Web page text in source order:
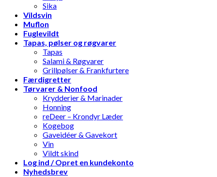
Sika
Vildsvin
Muflon
Fuglevildt
Tapas, pølser og røgvarer
Tapas
Salami & Røgvarer
Grillpølser & Frankfurtere
Færdigretter
Tørvarer & Nonfood
Krydderier & Marinader
Honning
reDeer – Krondyr Læder
Kogebog
Gaveidéer & Gavekort
Vin
Vildt skind
Log ind / Opret en kundekonto
Nyhedsbrev